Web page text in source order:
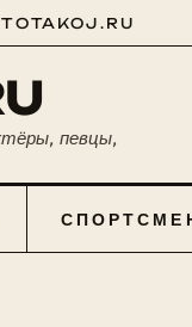
певцы,